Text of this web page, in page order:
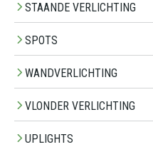
STAANDE VERLICHTING
SPOTS
WANDVERLICHTING
VLONDER VERLICHTING
UPLIGHTS